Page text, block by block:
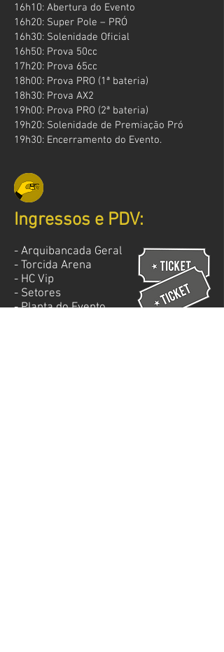
16h10: Abertura do Evento
16h20: Super Pole – PRÓ
16h30: Solenidade Oficial
16h50: Prova 50cc
17h20: Prova 65cc
18h00: Prova PRO (1ª bateria)
18h30: Prova AX2
19h00: Prova PRO (2ª bateria)
19h20: Solenidade de Premiação Pró
19h30: Encerramento do Evento.
Ingressos e PDV:
- Arquibancada Geral
- Torcida Arena
- HC Vip
- Setores
- Planta do Evento